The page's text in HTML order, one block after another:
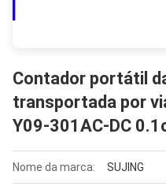
Contador portátil
transportada por
Y09-301AC-DC
Nome da marca: SUJING